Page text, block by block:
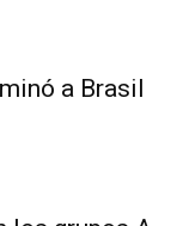
a Brasil